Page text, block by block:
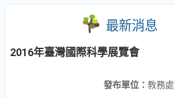
最新消息
2016年臺灣國際科學展覽會
發布單位： 教務處